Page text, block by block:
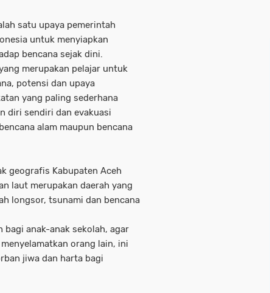
satu upaya pemerintah
untuk menyiapkan
bencana sejak dini.
merupakan pelajar untuk
potensi dan upaya
yang paling sederhana
diri sendiri dan evakuasi
alam maupun bencana
geografis Kabupaten Aceh
laut merupakan daerah yang
longsor, tsunami dan bencana
bagi anak-anak sekolah, agar
orang lain, ini
jiwa dan harta bagi